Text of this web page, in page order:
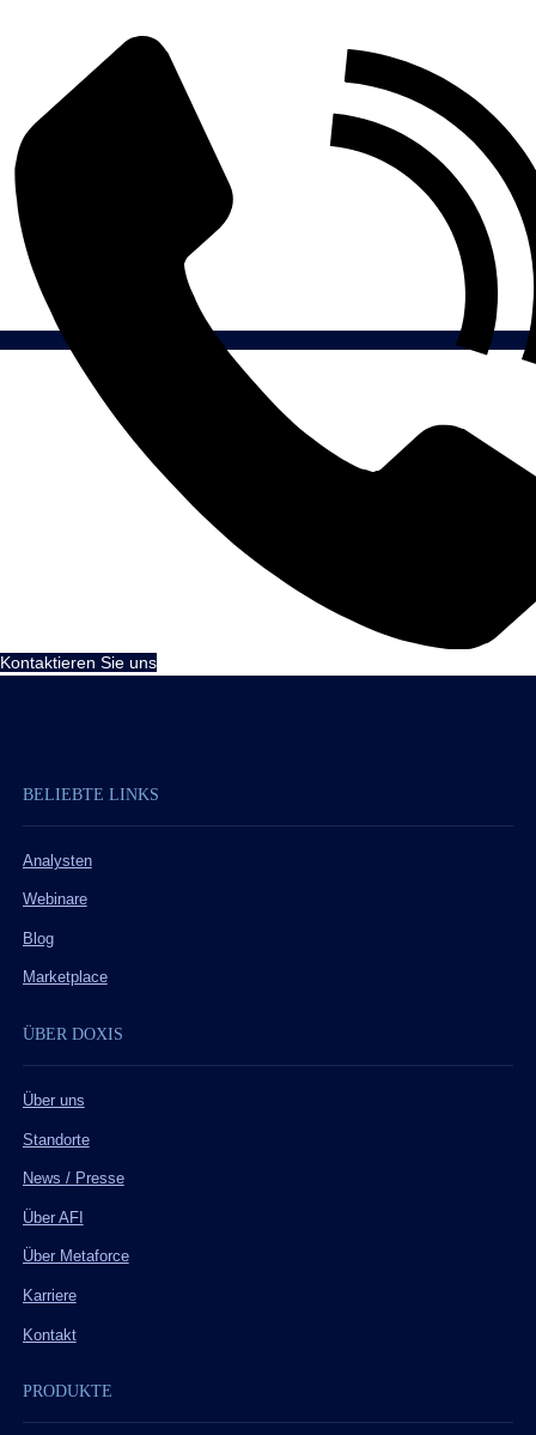
Kontaktieren Sie uns
BELIEBTE LINKS
Analysten
Webinare
Blog
Marketplace
ÜBER DOXIS
Über uns
Standorte
News / Presse
Über AFI
Über Metaforce
Karriere
Kontakt
PRODUKTE